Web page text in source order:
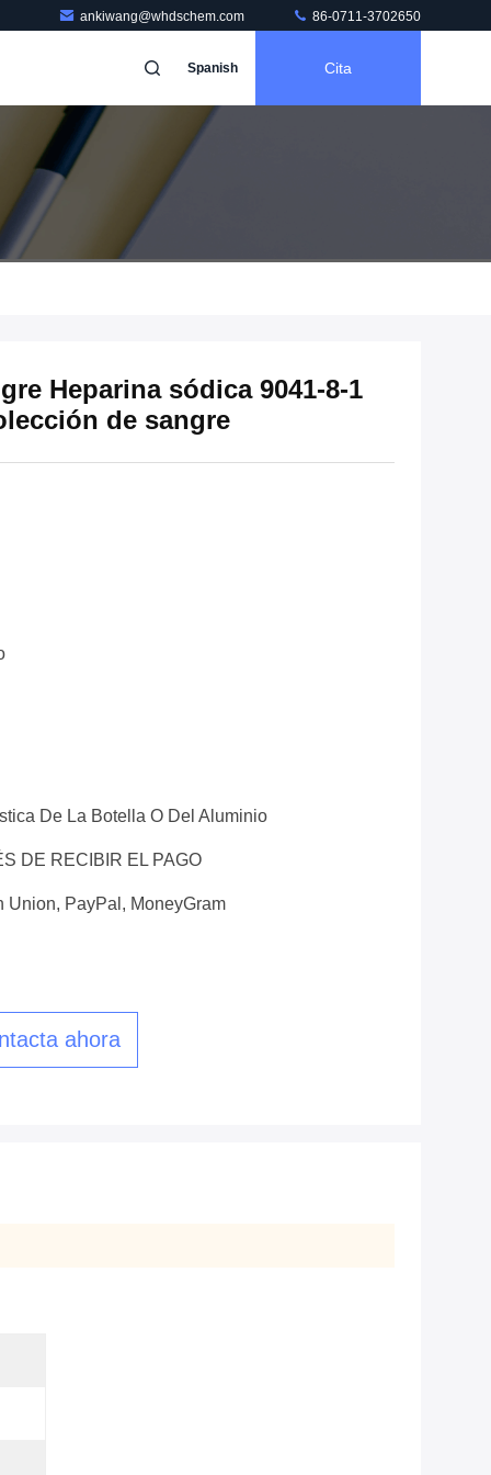
ankiwang@whdschem.com 86-0711-3702650
Spanish Cita
Heparina sódica 9041-8-1
de sangre
De La Botella O Del Aluminio
DE RECIBIR EL PAGO
Union, PayPal, MoneyGram
ahora